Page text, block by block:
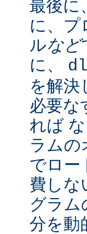
最後に
に、プ
ルなど
に、
を解決
必要な
れば
ラムの
でロー
費しな
グラム
分を動